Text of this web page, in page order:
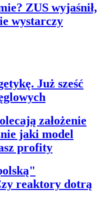
ZUS wyjaśnił,
wystarczy
Już sześć
założenie
jaki model
profity
reaktory dotrą